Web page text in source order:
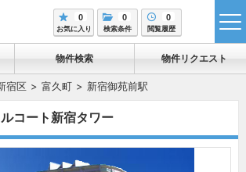
0
お気に入り
0
検索条件
0
閲覧履歴
物件検索 物件リクエスト
宿区 富久町 新宿御苑前駅
コート新宿タワー